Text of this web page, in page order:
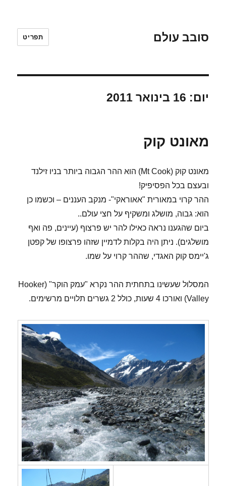
סובב עולם תפריט
יום: 16 בינואר 2011
מאונט קוק
מאונט קוק (Mt Cook) הוא ההר הגבוה ביותר בניו זילנד
ובעצם בכל הפסיפיק!
ההר קרוי במאורית "אאוראקי"- מנקב העננים – וכשמו כן
הוא: גבוה, מושלג ומשקיף על חצי עולם..
ביום שהגענו נראה כאילו להר יש פרצוף (עיינים, פה ואף
מושלגים). ניתן היה בקלות לדמיין שזהו פרצופו של קפטן
ג'יימס קוק האגדי, שההר קרוי על שמו.
המסלול שעשינו בתחתית ההר נקרא "עמק הוקר" (Hooker
Valley) ואורכו 4 שעות, כולל 2 גשרים תלויים מרשימים.